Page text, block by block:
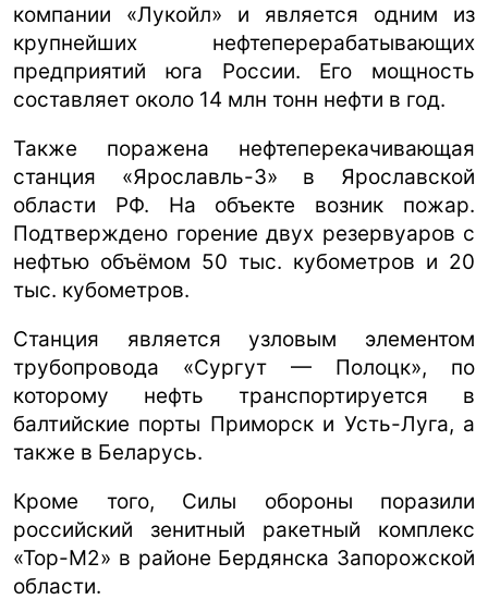
компании «Лукойл» и является одним из
крупнейших нефтеперерабатывающих
предприятий юга России. Его мощность
составляет около 14 млн тонн нефти в год.
Также поражена нефтеперекачивающая
станция «Ярославль-3» в Ярославской
области РФ. На объекте возник пожар.
Подтверждено горение двух резервуаров с
нефтью объёмом 50 тыс. кубометров и 20
тыс. кубометров.
Станция является узловым элементом
трубопровода «Сургут — Полоцк», по
которому нефть транспортируется в
балтийские порты Приморск и Усть-Луга, а
также в Беларусь.
Кроме того, Силы обороны поразили
российский зенитный ракетный комплекс
«Тор-М2» в районе Бердянска Запорожской
области.